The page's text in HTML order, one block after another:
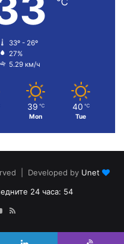
33º - 26º
27%
5.29 км/ч
39 ℃
Mon
40 ℃
Tue
| Developed by Unet
24 часа: 54
YouTube
RSS